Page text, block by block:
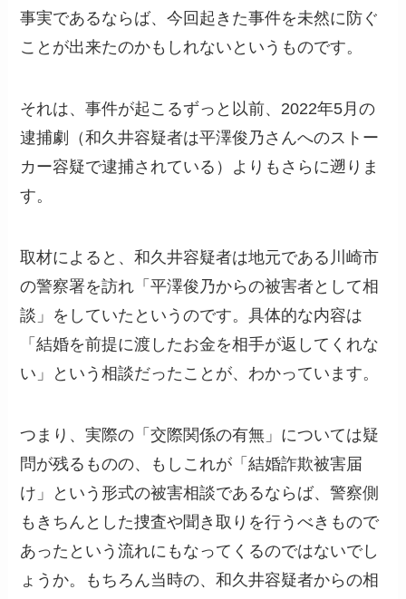
事実であるならば、今回起きた事件を未然に防ぐ
ことが出来たのかもしれないというものです。
それは、事件が起こるずっと以前、2022年5月の
逮捕劇（和久井容疑者は平澤俊乃さんへのストー
カー容疑で逮捕されている）よりもさらに遡りま
す。
取材によると、和久井容疑者は地元である川崎市
の警察署を訪れ「平澤俊乃からの被害者として相
談」をしていたというのです。具体的な内容は
「結婚を前提に渡したお金を相手が返してくれな
い」という相談だったことが、わかっています。
つまり、実際の「交際関係の有無」については疑
問が残るものの、もしこれが「結婚詐欺被害届
け」という形式の被害相談であるならば、警察側
もきちんとした捜査や聞き取りを行うべきもので
あったという流れにもなってくるのではないでし
ょうか。もちろん当時の、和久井容疑者からの相